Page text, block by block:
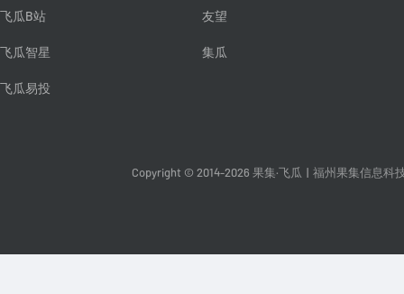
飞瓜B站
飞瓜智星
飞瓜易投
友望
集瓜
Copyright © 2014-2026 果集·飞瓜 福州果集信息科